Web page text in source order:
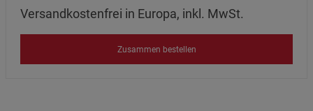
Versandkostenfrei in Europa, inkl. MwSt.
Zusammen bestellen